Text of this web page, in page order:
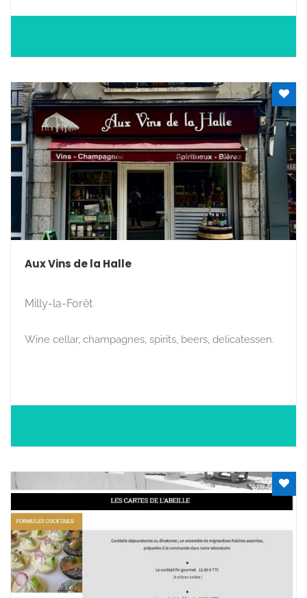
Aux Vins de la Halle
Milly-la-Forêt
Wine cellar, champagnes, spirits, beers, delicatessen.